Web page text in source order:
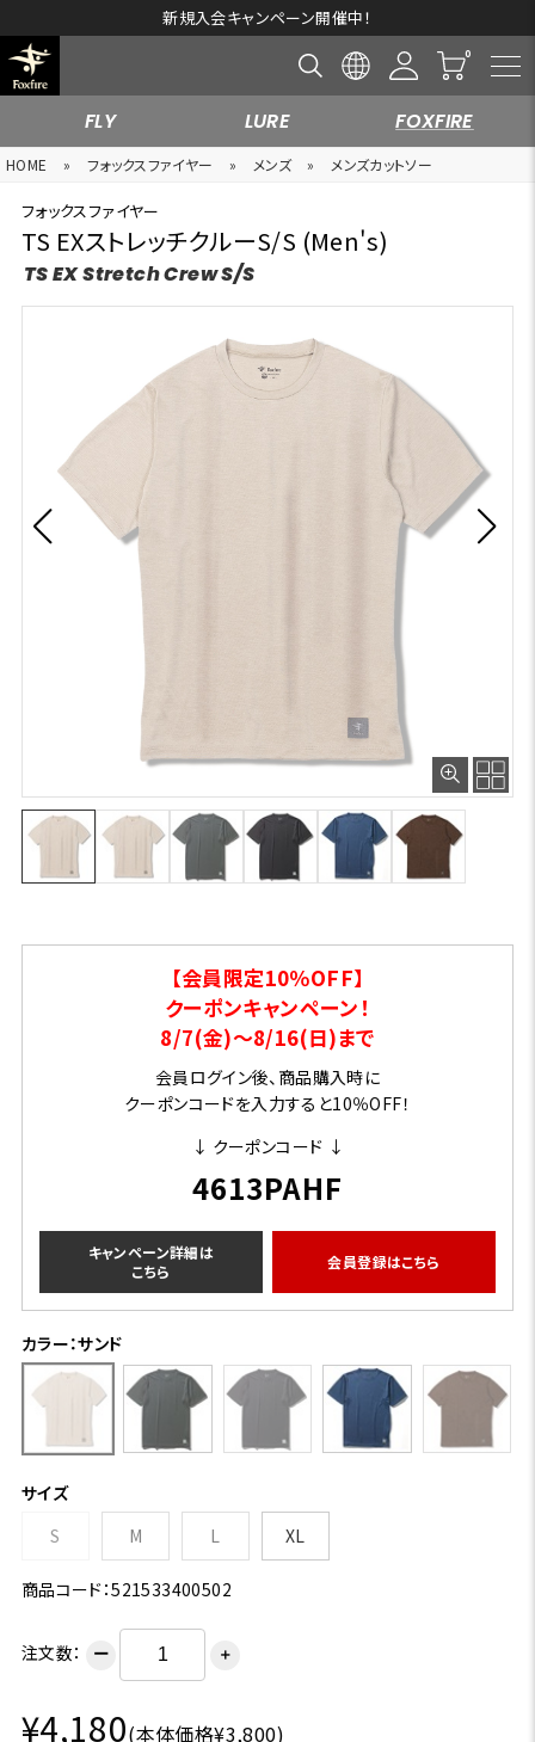
新規入会キャンペーン開催中！
FLY LURE FOXFIRE
HOME » フォックスファイヤー » メンズ » メンズカットソー
フォックスファイヤー
TS EXストレッチクルーS/S (Men's)
TS EX Stretch Crew S/S
【会員限定10％OFF】
クーポンキャンペーン！
8/7(金)～8/16(日)まで
会員ログイン後、商品購入時に
クーポンコードを入力すると10％OFF！
↓ クーポンコード ↓
4613PAHF
キャンペーン詳細は
こちら
会員登録はこちら
カラー：サンド
サイズ
S
M L XL
商品コード：521533400502
注文数： ー ＋
¥4,180(本体価格¥3,800)